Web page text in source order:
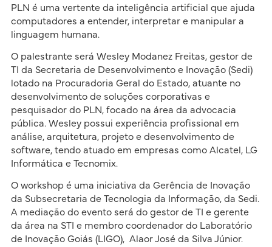
PLN é uma vertente da inteligência artificial que ajuda
computadores a entender, interpretar e manipular a
linguagem humana.
O palestrante será Wesley Modanez Freitas, gestor de
TI da Secretaria de Desenvolvimento e Inovação (Sedi)
lotado na Procuradoria Geral do Estado, atuante no
desenvolvimento de soluções corporativas e
pesquisador do PLN, focado na área da advocacia
pública. Wesley possui experiência profissional em
análise, arquitetura, projeto e desenvolvimento de
software, tendo atuado em empresas como Alcatel, LG
Informática e Tecnomix.
O workshop é uma iniciativa da Gerência de Inovação
da Subsecretaria de Tecnologia da Informação, da Sedi.
A mediação do evento será do gestor de TI e gerente
da área na STI e membro coordenador do Laboratório
de Inovação Goiás (LIGO), Alaor José da Silva Júnior.